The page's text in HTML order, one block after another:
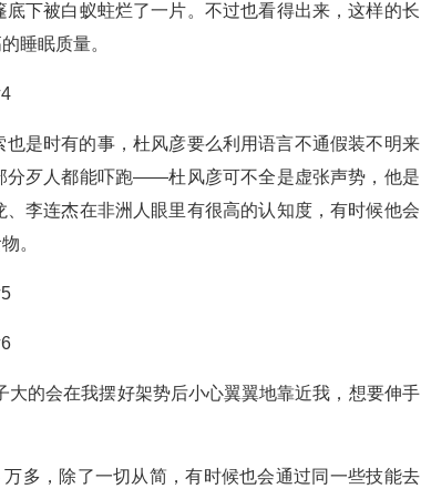
下被白蚁蛀烂了一片。不过也看得出来，这样的长
睡眠质量。
是时有的事，杜风彦要么利用语言不通假装不明来
分歹人都能吓跑——杜风彦可不全是虚张声势，他是
李连杰在非洲人眼里有很高的认知度，有时候他会
。
的会在我摆好架势后小心翼翼地靠近我，想要伸手
多，除了一切从简，有时候也会通过同一些技能去